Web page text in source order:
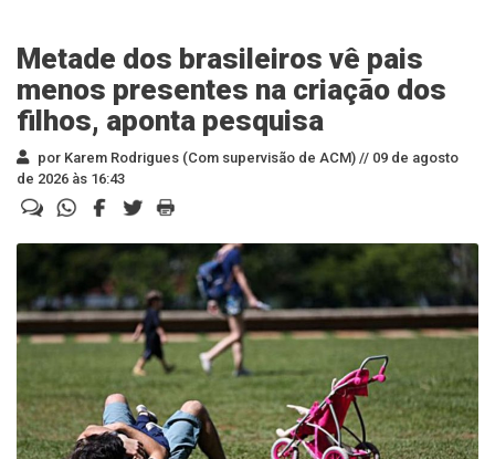
Metade dos brasileiros vê pais
menos presentes na criação dos
filhos, aponta pesquisa
por Karem Rodrigues (Com supervisão de ACM) // 09 de agosto
de 2026 às 16:43